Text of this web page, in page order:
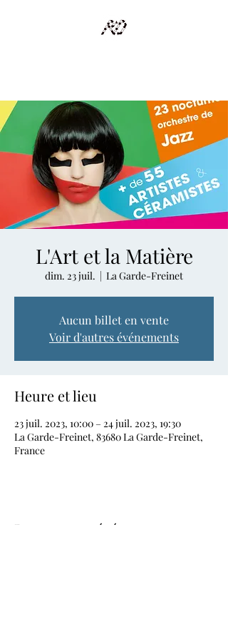
L'Art et la Matière
dim. 23 juil.
  |
La Garde-Freinet
Aucun billet en vente
Voir d'autres événements
Heure et lieu
23 juil. 2023, 10:00 – 24 juil. 2023, 19:30
La Garde-Freinet, 83680 La Garde-Freinet,
France
Partager cet événement